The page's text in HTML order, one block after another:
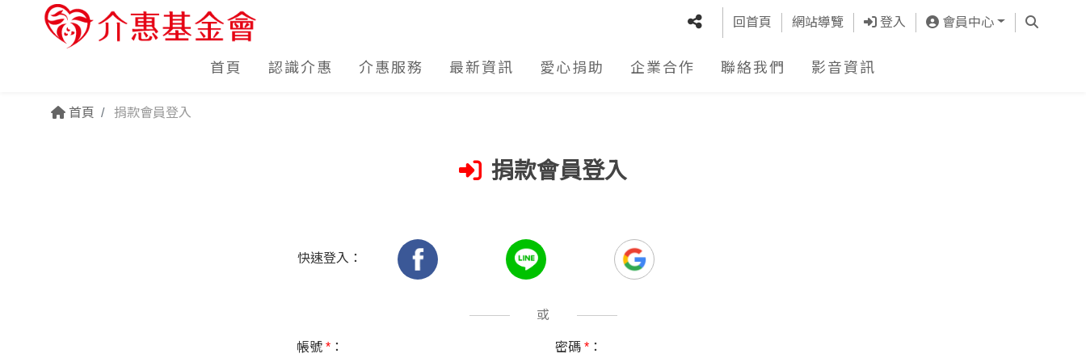
回首頁 網站導覽 登入 會員中心 查詢
首頁 認識介惠 介惠服務 最新資訊 愛心捐助 企業合作 聯絡我們 影音資訊
首頁 捐款會員登入
捐款會員登入
快速登入：
或
帳號 * ： 密碼 * ：